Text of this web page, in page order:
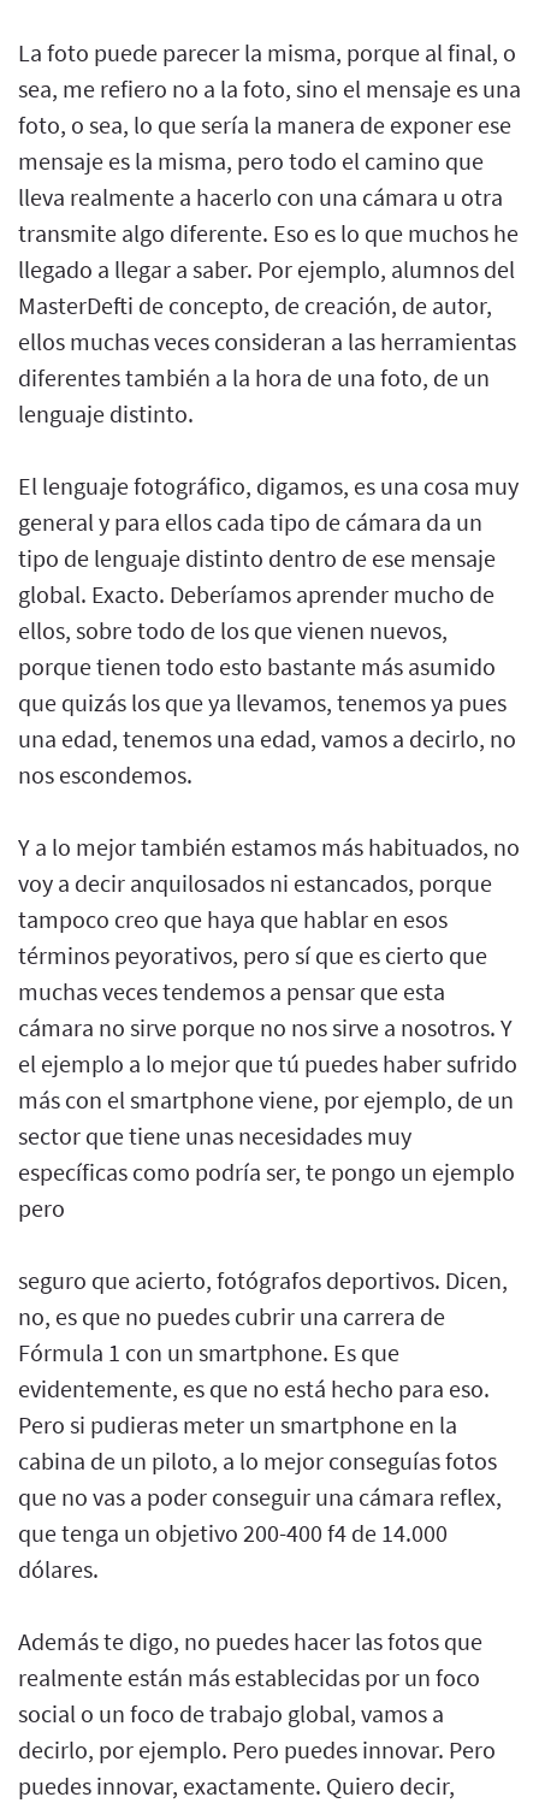
La foto puede parecer la misma, porque al final, o
sea, me refiero no a la foto, sino el mensaje es una
foto, o sea, lo que sería la manera de exponer ese
mensaje es la misma, pero todo el camino que
lleva realmente a hacerlo con una cámara u otra
transmite algo diferente. Eso es lo que muchos he
llegado a llegar a saber. Por ejemplo, alumnos del
MasterDefti de concepto, de creación, de autor,
ellos muchas veces consideran a las herramientas
diferentes también a la hora de una foto, de un
lenguaje distinto.
El lenguaje fotográfico, digamos, es una cosa muy
general y para ellos cada tipo de cámara da un
tipo de lenguaje distinto dentro de ese mensaje
global. Exacto. Deberíamos aprender mucho de
ellos, sobre todo de los que vienen nuevos,
porque tienen todo esto bastante más asumido
que quizás los que ya llevamos, tenemos ya pues
una edad, tenemos una edad, vamos a decirlo, no
nos escondemos.
Y a lo mejor también estamos más habituados, no
voy a decir anquilosados ni estancados, porque
tampoco creo que haya que hablar en esos
términos peyorativos, pero sí que es cierto que
muchas veces tendemos a pensar que esta
cámara no sirve porque no nos sirve a nosotros. Y
el ejemplo a lo mejor que tú puedes haber sufrido
más con el smartphone viene, por ejemplo, de un
sector que tiene unas necesidades muy
específicas como podría ser, te pongo un ejemplo
pero
seguro que acierto, fotógrafos deportivos. Dicen,
no, es que no puedes cubrir una carrera de
Fórmula 1 con un smartphone. Es que
evidentemente, es que no está hecho para eso.
Pero si pudieras meter un smartphone en la
cabina de un piloto, a lo mejor conseguías fotos
que no vas a poder conseguir una cámara reflex,
que tenga un objetivo 200-400 f4 de 14.000
dólares.
Además te digo, no puedes hacer las fotos que
realmente están más establecidas por un foco
social o un foco de trabajo global, vamos a
decirlo, por ejemplo. Pero puedes innovar. Pero
puedes innovar, exactamente. Quiero decir,